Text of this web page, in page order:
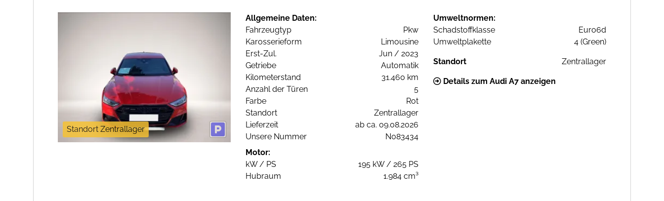
Standort Zentrallager
Allgemeine Daten:
Fahrzeugtyp
Pkw
Karosserieform
Limousine
Erst-Zul.
Jun / 2023
Getriebe
Automatik
Kilometerstand
31.460 km
Anzahl der Türen
5
Farbe
Rot
Standort
Zentrallager
Lieferzeit
ab ca. 09.08.2026
Unsere Nummer
N083434
Motor:
kW / PS
195 kW / 265 PS
Hubraum
1.984 cm³
Umweltnormen:
Schadstoffklasse
Euro6d
Umweltplakette
4 (Green)
Standort Zentrallager
Details zum Audi A7 anzeigen